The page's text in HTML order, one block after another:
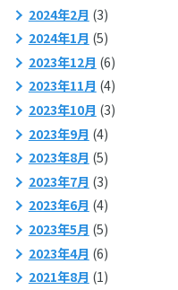
2024年2月 (3)
2024年1月 (5)
2023年12月 (6)
2023年11月 (4)
2023年10月 (3)
2023年9月 (4)
2023年8月 (5)
2023年7月 (3)
2023年6月 (4)
2023年5月 (5)
2023年4月 (6)
2021年8月 (1)